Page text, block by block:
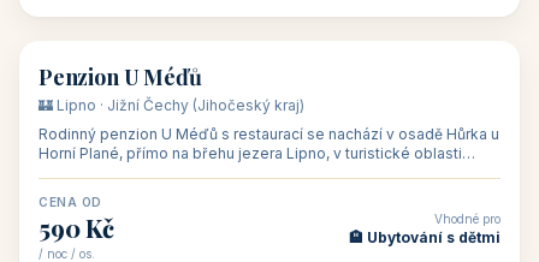
🏡 penzion
Penzion U Méďů
🏰 Lipno · Jižní Čechy (Jihočeský kraj)
Rodinný penzion U Méďů s restaurací se nachází v osadě Hůrka u
Horní Plané, přímo na břehu jezera Lipno, v turistické oblasti
CENA OD
590 Kč
/ noc / os.
Vhodné pro
🏨 Ubytování s dětmi